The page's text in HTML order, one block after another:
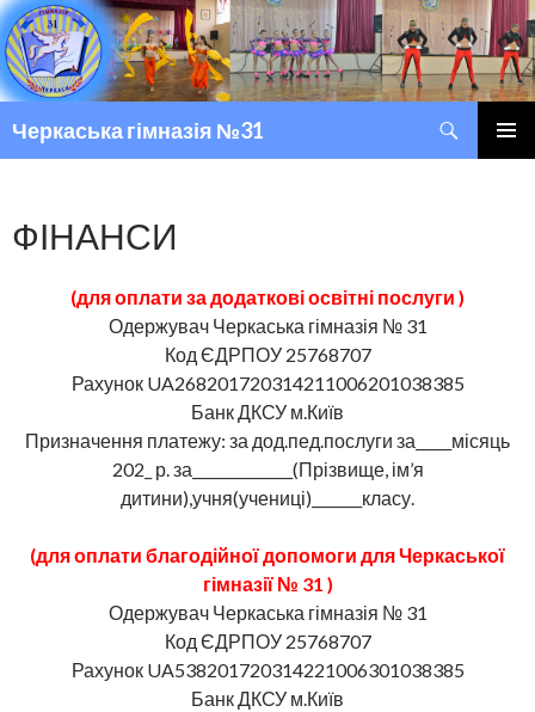
Черкаська гімназія №31
ФІНАНСИ
(для оплати за додаткові освітні послуги )
Одержувач Черкаська гімназія № 31
Код ЄДРПОУ 25768707
Рахунок UA268201720314211006201038385
Банк ДКСУ м.Київ
Призначення платежу: за дод.пед.послуги за_____місяць
202_ р. за______________(Прізвище, ім’я
дитини),учня(учениці)_______класу.
(для оплати благодійної допомоги для Черкаської
гімназії № 31 )
Одержувач Черкаська гімназія № 31
Код ЄДРПОУ 25768707
Рахунок UA538201720314221006301038385
Банк ДКСУ м.Київ